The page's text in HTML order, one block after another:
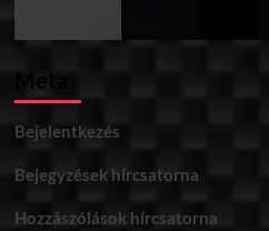
Bejelentkezés
Bejegyzések hírcsatorna
Hozzászólások hírcsatorna